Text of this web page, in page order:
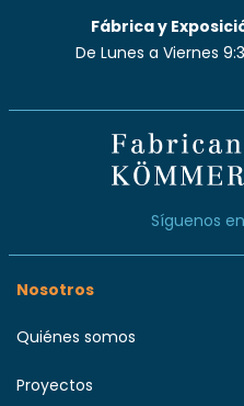
Fábrica y
De Lunes a Viernes
Síguenos
Nosotros
Quiénes somos
Proyectos